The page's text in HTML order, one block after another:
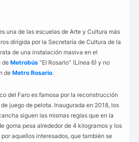
una de las escuelas de Arte y Cultura más
dirigida por la Secretaría de Cultura de la
de una instalación masiva en el
de Metrobús “El Rosario” (Línea 6) y no
de Metro Rosario.
del Faro es famosa por la reconstrucción
juego de pelota. Inaugurada en 2018, los
siguen las mismas reglas que en la
goma pesa alrededor de 4 kilogramos y los
aquellos interesados, que también se